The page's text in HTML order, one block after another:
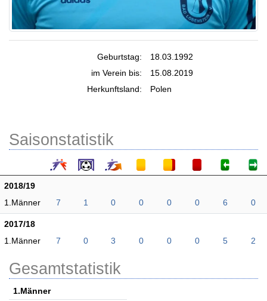
Geburtstag:
18.03.1992
im Verein bis:
15.08.2019
Herkunftsland:
Polen
Saisonstatistik
2018/19
1.Männer
7 1 0 0 0 0 6 0
2017/18
1.Männer
7 0 3 0 0 0 5 2
Gesamtstatistik
1.Männer